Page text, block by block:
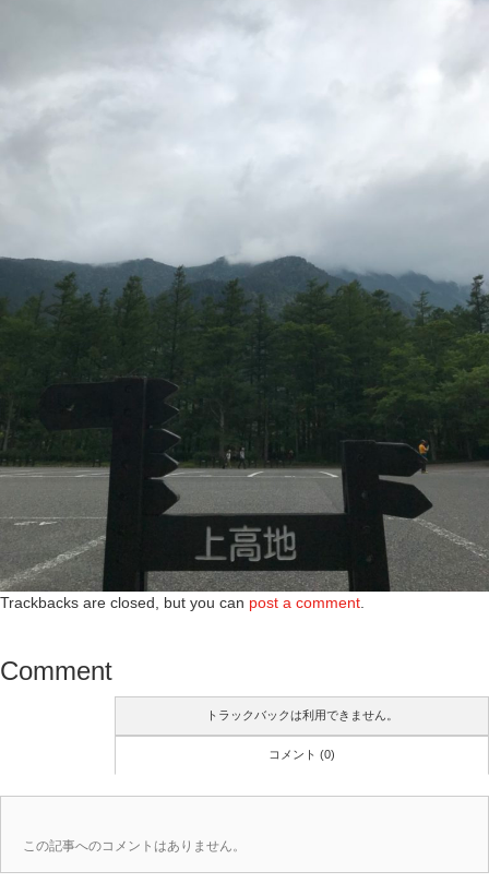
Trackbacks are closed, but you can post a comment.
Comment
トラックバックは利用できません。
コメント (0)
この記事へのコメントはありません。